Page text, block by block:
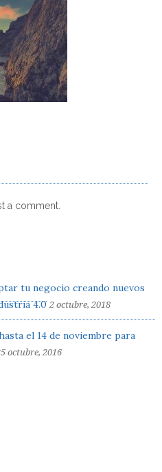
a comment.
tu negocio creando nuevos
4.0 2 octubre, 2018
el 14 de noviembre para
octubre, 2016